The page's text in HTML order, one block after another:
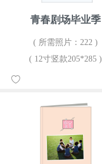
青春剧场毕业季
( 所需照片：222 )
( 12寸竖款205*285 )